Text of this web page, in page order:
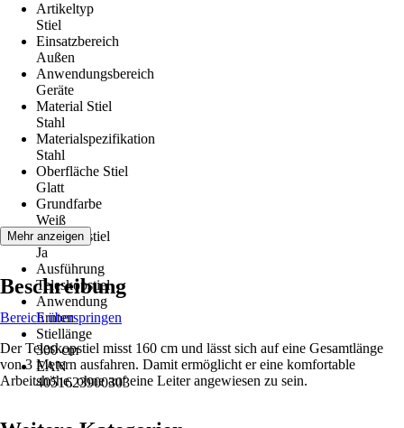
Artikeltyp
Stiel
Einsatzbereich
Außen
Anwendungsbereich
Geräte
Material Stiel
Stahl
Materialspezifikation
Stahl
Oberfläche Stiel
Glatt
Grundfarbe
Weiß
Teleskopstiel
Ja
Ausführung
Teleskopstiel
Anwendung
Ernten
Stiellänge
300 cm
EAN
4051623900303
Mehr anzeigen
Beschreibung
Bereich überspringen
Der Teleskopstiel misst 160 cm und lässt sich auf eine Gesamtlänge
von 3 Metern ausfahren. Damit ermöglicht er eine komfortable
Arbeitshöhe, ohne auf eine Leiter angewiesen zu sein.